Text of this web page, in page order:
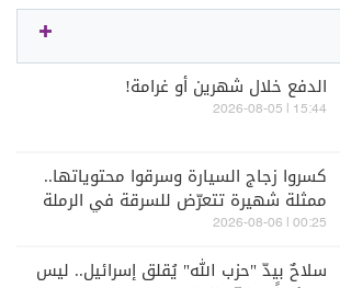
الدفع خلال شهرين أو غرامة!
15:44 | 2026-08-05
كسروا زجاج السيارة وسرقوا محتوياتها..
ممثلة شهيرة تتعرّض للسرقة في الرملة
البيضاء (فيديو)
00:25 | 2026-08-06
سلاحٌ بيدّ "حزب الله" يُقلق إسرائيل.. ليس